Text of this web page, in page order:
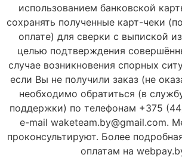
использованием банковской
сохранять полученные карт-чеки
оплате) для сверки с выпиской
целью подтверждения
случае возникновения спорных
если Вы не получили заказ (не
необходимо обратиться (в
поддержки) по телефонам +375
e-mail waketeam.by@gmail.com.
проконсультируют. Более
оплатам на